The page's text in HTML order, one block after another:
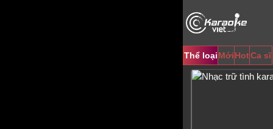
Thể loạiMớiHotCa sĩ